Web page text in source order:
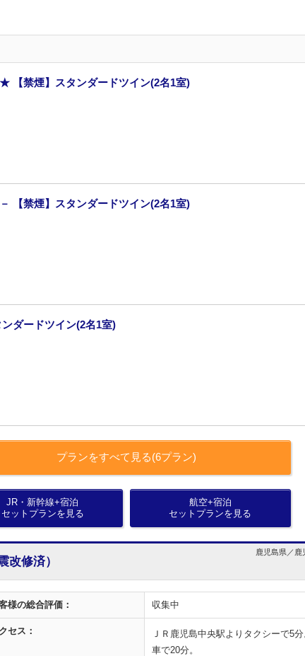
禁煙】スタンダードツイン(2名1室)
【禁煙】スタンダードツイン(2名1室)
ダードツイン(2名1室)
プランをすべて見る(6プラン)
JR・新幹線+宿泊
セットプランを見る
航空+宿泊
セットプランを見る
改修済）
鹿児島県／鹿
様の総合評価： 収集中
セス：
ＪＲ鹿児島中央駅よりタクシーで5
車で20分。